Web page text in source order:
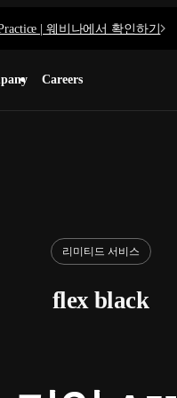
| 웨비나에서 확인하기
Careers
리미티드 서비스
flex black